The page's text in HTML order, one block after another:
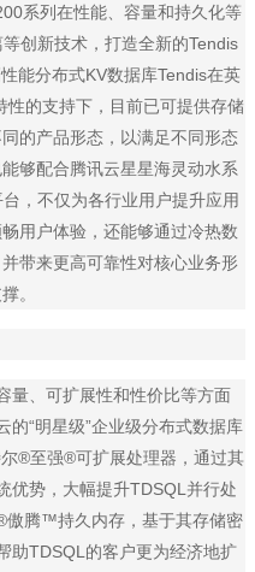
系列在性能、容量和持久化等
创新技术，打造全新的Tendis
能分布式KV数据库Tendis在英
的支持下，目前已可提供存储
的产品形态，以满足不同形态
够配合腾讯云星星海灵动水系
，不仅为各行业用户提升应用
用户体验，还能够通过冷热数
带来更高可靠性对核心业务形
。
量、可扩展性和性价比等方面
“明星级”企业级分布式数据库
®至强®可扩展处理器，通过其
优势，大幅提升TDSQL并行处
傲腾™持久内存，基于其存储密
助TDSQL的客户更为经济地扩